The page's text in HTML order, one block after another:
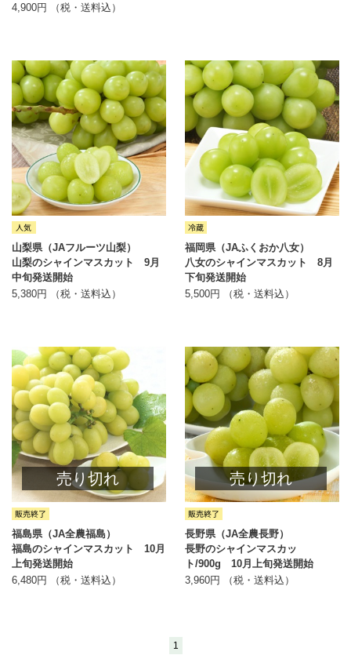
4,900円 （税・送料込）
山梨県（JAフルーツ山梨）
山梨のシャインマスカット 9月
中旬発送開始
5,380円 （税・送料込）
福岡県（JAふくおか八女）
八女のシャインマスカット 8月
下旬発送開始
5,500円 （税・送料込）
売り切れ
福島県（JA全農福島）
福島のシャインマスカット 10月
上旬発送開始
6,480円 （税・送料込）
売り切れ
長野県（JA全農長野）
長野のシャインマスカッ
ト/900g 10月上旬発送開始
3,960円 （税・送料込）
1